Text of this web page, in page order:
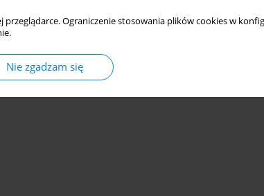
przeglądarce. Ograniczenie stosowania plików cookies w
Nie zgadzam się